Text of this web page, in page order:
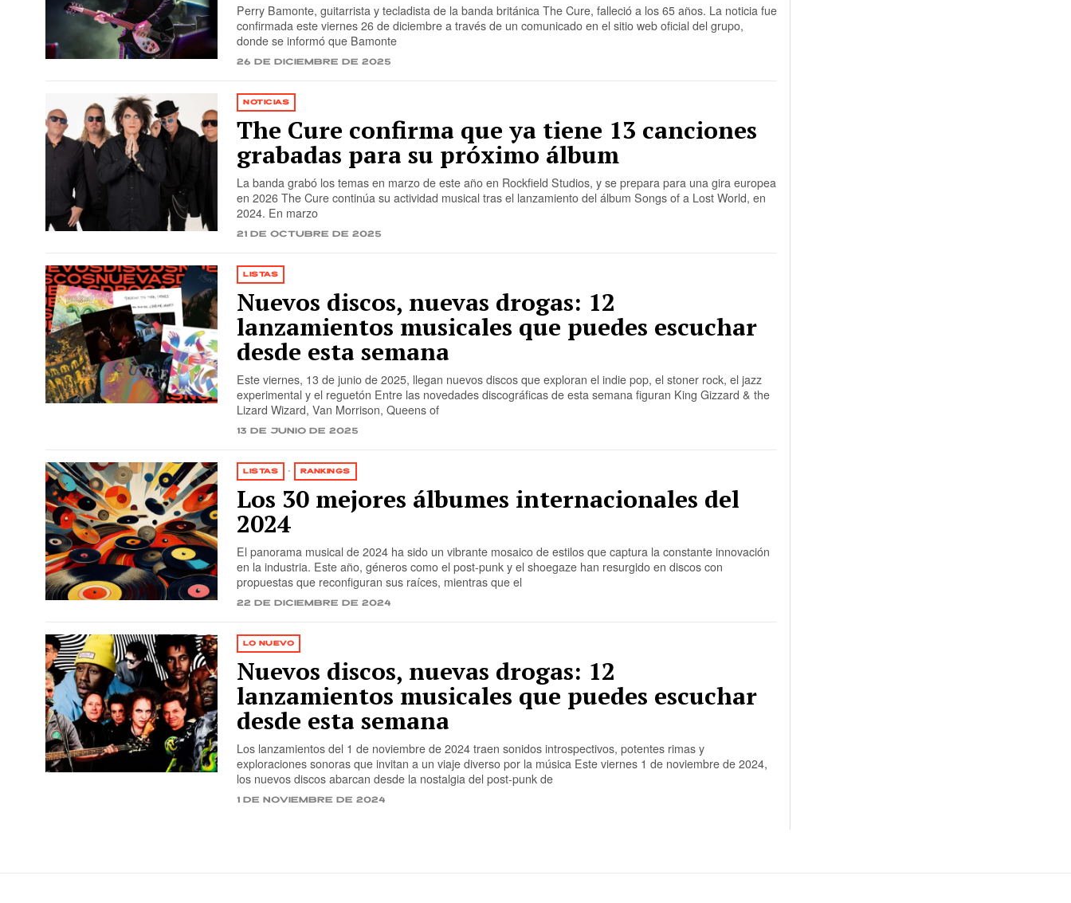
Perry Bamonte, guitarrista y tecladista de la banda británica The Cure, falleció a los 65 años. La noticia fue
confirmada este viernes 26 de diciembre a través de un comunicado en el sitio web oficial del grupo,
donde se informó que Bamonte
26 de diciembre de 2025
NOTICIAS
The Cure confirma que ya tiene 13 canciones
grabadas para su próximo álbum
La banda grabó los temas en marzo de este año en Rockfield Studios, y se prepara para una gira europea
en 2026 The Cure continúa su actividad musical tras el lanzamiento del álbum Songs of a Lost World, en
2024. En marzo
21 de octubre de 2025
LISTAS
Nuevos discos, nuevas drogas: 12
lanzamientos musicales que puedes escuchar
desde esta semana
Este viernes, 13 de junio de 2025, llegan nuevos discos que exploran el indie pop, el stoner rock, el jazz
experimental y el reguetón Entre las novedades discográficas de esta semana figuran King Gizzard & the
Lizard Wizard, Van Morrison, Queens of
13 de junio de 2025
LISTAS · RANKINGS
Los 30 mejores álbumes internacionales del
2024
El panorama musical de 2024 ha sido un vibrante mosaico de estilos que captura la constante innovación
en la industria. Este año, géneros como el post-punk y el shoegaze han resurgido en discos con
propuestas que reconfiguran sus raíces, mientras que el
22 de diciembre de 2024
LO NUEVO
Nuevos discos, nuevas drogas: 12
lanzamientos musicales que puedes escuchar
desde esta semana
Los lanzamientos del 1 de noviembre de 2024 traen sonidos introspectivos, potentes rimas y
exploraciones sonoras que invitan a un viaje diverso por la música Este viernes 1 de noviembre de 2024,
los nuevos discos abarcan desde la nostalgia del post-punk de
1 de noviembre de 2024